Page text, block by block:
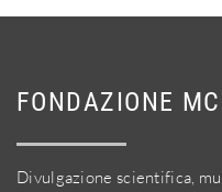
FONDAZIONE
Divulgazione scientifica,